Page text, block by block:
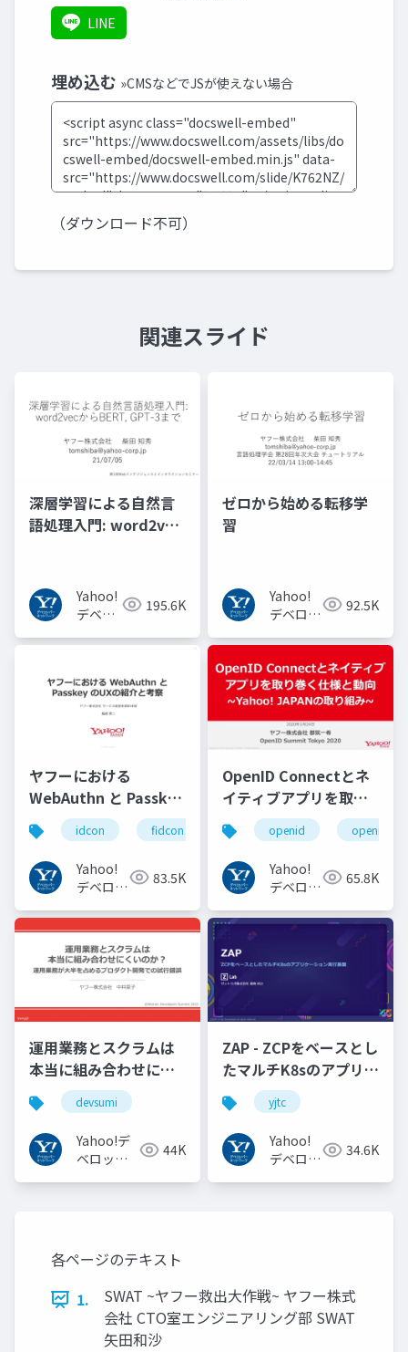
LINE
埋め込む »CMSなどでJSが使えない場合
（ダウンロード不可）
関連スライド
深層学習による自然言
語処理入門: word2vec
Yahoo!
デベロ
ネット
195.6K
ゼロから始める転移学
習
Yahoo!
デベロッ
トワーク
92.5K
ヤフーにおける
WebAuthn と Passkey
の UX の紹介と考察
#idcon #fidcon
idcon fidcon
Yahoo!
デベロッ
トワーク
83.5K
OpenID Connectとネ
イティブアプリを取り
巻く仕様と動向 Yahoo!
JAPANの取り組み
#openid
#openid_tokyo
openid
Yahoo!
デベロッ
トワーク
65.8K
運用業務とスクラムは
本当に組み合わせにく
いのか︖運用業務が大
半を占めるプロダクト
開発での試行錯誤
devsumi
Yahoo!デ
ベロッパ
44K
ZAP - ZCPをベースとし
たマルチK8sのアプリケ
ーション実行基盤
#YJTC / YJTC21 B-3
yjtc
Yahoo!
デベロッ
34.6K
各ページのテキスト
1.
SWAT ~ヤフー救出大作戦~ ヤフー株式
会社 CTO室エンジニアリング部 SWAT
矢田和沙